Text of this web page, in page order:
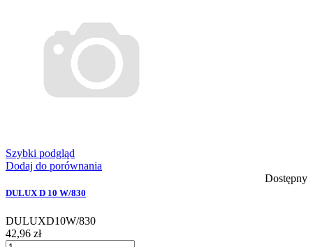
Szybki podgląd
Dodaj do porównania
Dostępny
DULUX D 10 W/830
DULUXD10W/830
42,96 zł